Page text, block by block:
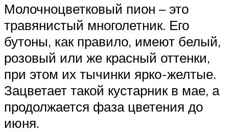
Молочноцветковый пион – это
травянистый многолетник. Его
бутоны, как правило, имеют белый,
розовый или же красный оттенки,
при этом их тычинки ярко-желтые.
Зацветает такой кустарник в мае, а
продолжается фаза цветения до
июня.